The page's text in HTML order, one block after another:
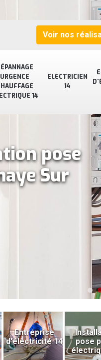
URGENCE
14
ELECTRICIEN
14
Voir nos
pose
Sur
Entreprise
d'électricité 14
pose